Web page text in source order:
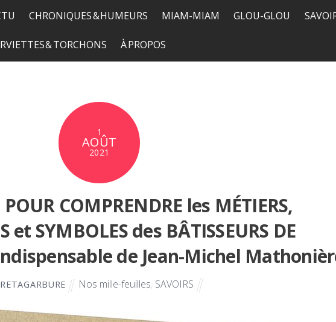
CHRONIQUES & HUMEURS MIAM-MIAM GLOU-GLOU
& TORCHONS À PROPOS
1
AOÛT
2021
COMPRENDRE les MÉTIERS,
et SYMBOLES des BÂTISSEURS DE
de Jean-Michel
Nos mille-feuilles, SAVOIRS